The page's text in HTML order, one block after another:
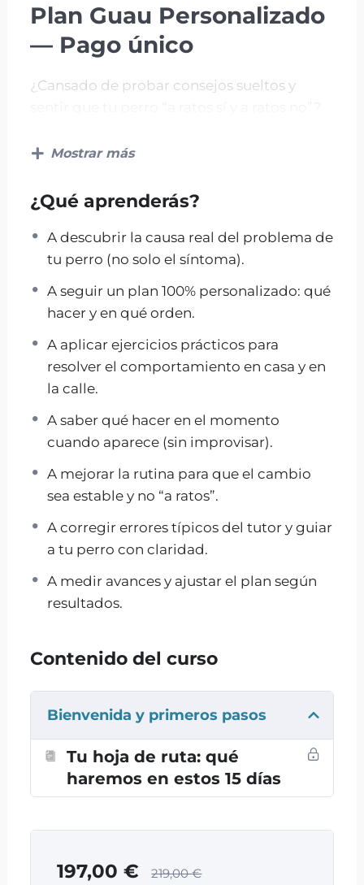
Plan Guau Personalizado
— Pago único
¿Cansado de probar consejos sueltos y
personalizado te preparo una ruta clara
para que lo apliques bien.
✅ 15 días de seguimiento por email
✅ plan paso a paso
Esto NO es una clase
suelta. Es un
adiestramiento canino
personalizado para tu
perro.
Te digoqué hacer,cómo hacerloyen qué
orden , adaptado a:
La edad y energía de tu perro
Tu rutina real (tiempo, paseos,
El problema concreto y cuándo
aparece
Lo que ya has probado (y por qué no
funcionó)
Para quién es (y para
quién no)
Es para ti si…
se acelera en la calle
Mostrar más
¿Qué aprenderás?
A descubrir la causa real del problema de
tu perro (no solo el síntoma).
A seguir un plan 100% personalizado: qué
hacer y en qué orden.
A aplicar ejercicios prácticos para
resolver el comportamiento en casa y en
la calle.
A saber qué hacer en el momento
cuando aparece (sin improvisar).
A mejorar la rutina para que el cambio
sea estable y no “a ratos”.
A corregir errores típicos del tutor y guiar
a tu perro con claridad.
A medir avances y ajustar el plan según
resultados.
Contenido del curso
Bienvenida y primeros pasos
Tu hoja de ruta: qué
haremos en estos 15 días
197,00€ 219,00€